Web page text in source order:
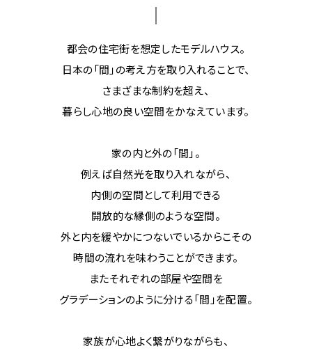
都会の住宅街を想定したモデルハウス。​​
日本の「間」の考え方を取り入れることで、​
さまざまな制約を超え、
暮らし心地の良い空間をかなえています。​​​
家の内と外の「間」。​
例えば自然光を取り入れながら、​
内側の空間として利用できる
開放的な縁側のような空間。​
外と内を緩やかにつないでいるからこその
時間の流れを味わうことができます。​
またそれぞれの部屋や空間を
グラデーションのように分ける「間」を配置。​​​​
家族が心地よく繋がりながらも、​